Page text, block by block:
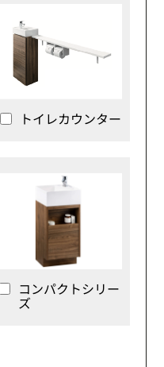
トイレカウンター
コンパクトシリー
ズ